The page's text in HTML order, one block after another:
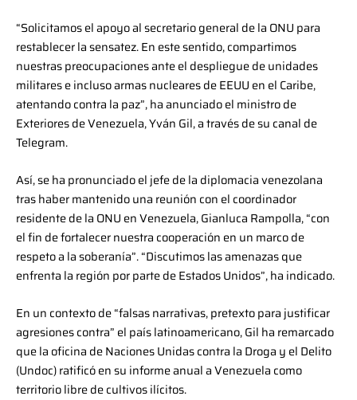
“Solicitamos el apoyo al secretario general de la ONU para
restablecer la sensatez. En este sentido, compartimos
nuestras preocupaciones ante el despliegue de unidades
militares e incluso armas nucleares de EEUU en el Caribe,
atentando contra la paz”, ha anunciado el ministro de
Exteriores de Venezuela, Yván Gil, a través de su canal de
Telegram.
Así, se ha pronunciado el jefe de la diplomacia venezolana
tras haber mantenido una reunión con el coordinador
residente de la ONU en Venezuela, Gianluca Rampolla, “con
el fin de fortalecer nuestra cooperación en un marco de
respeto a la soberanía”. “Discutimos las amenazas que
enfrenta la región por parte de Estados Unidos”, ha indicado.
En un contexto de “falsas narrativas, pretexto para justificar
agresiones contra” el país latinoamericano, Gil ha remarcado
que la oficina de Naciones Unidas contra la Droga y el Delito
(Undoc) ratificó en su informe anual a Venezuela como
territorio libre de cultivos ilícitos.